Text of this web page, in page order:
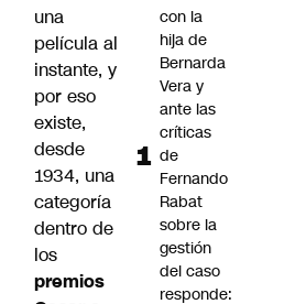
una
película al
instante, y
por eso
existe,
desde
1934, una
categoría
dentro de
los
premios
con la
hija de
Bernarda
Vera y
ante las
críticas
de
Fernando
Rabat
sobre la
gestión
del caso
responde: